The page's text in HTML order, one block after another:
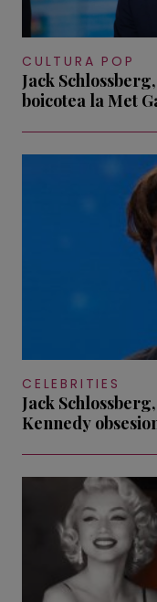
CULTURA POP
Jack
boicotea la Met
CELEBRITIES
Jack
Kennedy